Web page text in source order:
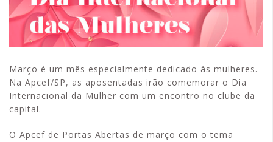
Março é um mês especialmente dedicado às mulheres.
Na Apcef/SP, as aposentadas irão comemorar o Dia
Internacional da Mulher com um encontro no clube da
capital.
O Apcef de Portas Abertas de março com o tema